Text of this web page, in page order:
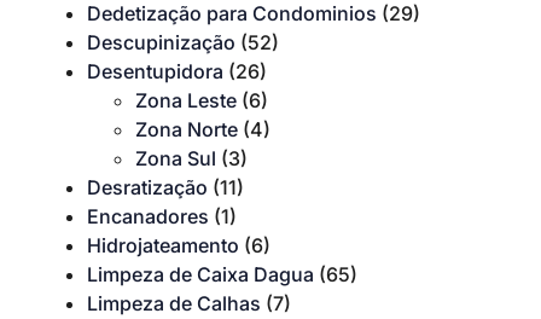
Dedetização para Condominios (29)
Descupinização (52)
Desentupidora (26)
Zona Leste (6)
Zona Norte (4)
Zona Sul (3)
Desratização (11)
Encanadores (1)
Hidrojateamento (6)
Limpeza de Caixa Dagua (65)
Limpeza de Calhas (7)